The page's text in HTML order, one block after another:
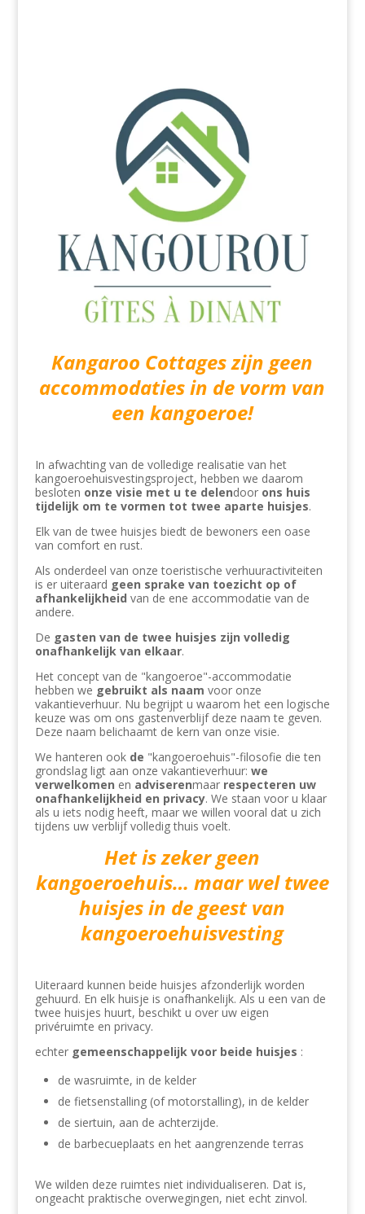
Kangaroo Cottages zijn geen
accommodaties in de vorm van
een kangoeroe!
In afwachting van de volledige realisatie van het
kangoeroehuisvestingsproject, hebben we daarom
besloten onze visie met u te delendoor ons huis
tijdelijk om te vormen tot twee aparte huisjes.
Elk van de twee huisjes biedt de bewoners een oase
van comfort en rust.
Als onderdeel van onze toeristische verhuuractiviteiten
is er uiteraard geen sprake van toezicht op of
afhankelijkheid van de ene accommodatie van de
andere.
De gasten van de twee huisjes zijn volledig
onafhankelijk van elkaar.
Het concept van de "kangoeroe"-accommodatie
hebben we gebruikt als naam voor onze
vakantieverhuur. Nu begrijpt u waarom het een logische
keuze was om ons gastenverblijf deze naam te geven.
Deze naam belichaamt de kern van onze visie.
We hanteren ook de "kangoeroehuis"-filosofie die ten
grondslag ligt aan onze vakantieverhuur: we
verwelkomen en adviserenmaar respecteren uw
onafhankelijkheid en privacy. We staan ​​voor u klaar
als u iets nodig heeft, maar we willen vooral dat u zich
tijdens uw verblijf volledig thuis voelt.
Het is zeker geen
kangoeroehuis… maar wel twee
huisjes in de geest van
kangoeroehuisvesting
Uiteraard kunnen beide huisjes afzonderlijk worden
gehuurd. En elk huisje is onafhankelijk. Als u een van de
twee huisjes huurt, beschikt u over uw eigen
privéruimte en privacy.
echter gemeenschappelijk voor beide huisjes :
de wasruimte, in de kelder
de fietsenstalling (of motorstalling), in de kelder
de siertuin, aan de achterzijde.
de barbecueplaats en het aangrenzende terras
We wilden deze ruimtes niet individualiseren. Dat is,
ongeacht praktische overwegingen, niet echt zinvol.